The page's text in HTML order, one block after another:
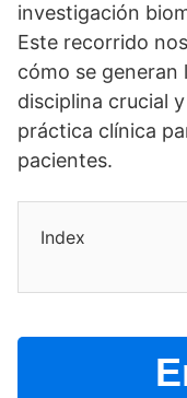
investigación
Este recorrido
cómo se generan
disciplina crucial
práctica clí­nica
pacientes.
Index